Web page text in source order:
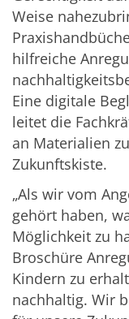
Weise
hilfreiche
Eine digitale
leitet die
an Materialien
Zukunftskiste.
„Als wir vom
gehört haben,
Möglichkeit zu
Broschüre
Kindern zu
nachhaltig. Wir